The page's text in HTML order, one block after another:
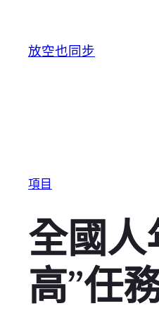
放空也同步
項目
全國
高”任